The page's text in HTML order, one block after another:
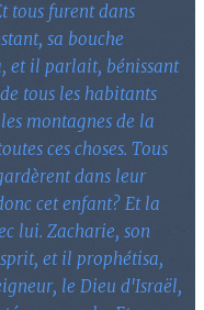
tous furent dans
sa bouche
et il parlait, bénissant
tous les habitants
montagnes de la
ces choses. Tous
dans leur
cet enfant? Et la
lui. Zacharie, son
et il prophétisa,
le Dieu d'Israël,